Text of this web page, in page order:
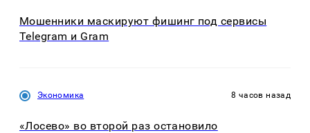
Мошенники маскируют фишинг под сервисы
Telegram и Gram
Экономика 8 часов назад
«Лосево» во второй раз остановило